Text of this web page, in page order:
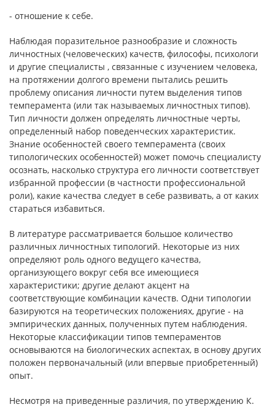
- отношение к себе.
Наблюдая поразительное разнообразие и сложность
личностных (человеческих) качеств, философы, психологи
и другие специалисты , связанные с изучением человека,
на протяжении долгого времени пытались решить
проблему описания личности путем выделения типов
темперамента (или так называемых личностных типов).
Тип личности должен определять личностные черты,
определенный набор поведенческих характеристик.
Знание особенностей своего темперамента (своих
типологических особенностей) может помочь специалисту
осознать, насколько структура его личности соответствует
избранной профессии (в частности профессиональной
роли), какие качества следует в себе развивать, а от каких
стараться избавиться.
В литературе рассматривается большое количество
различных личностных типологий. Некоторые из них
определяют роль одного ведущего качества,
организующего вокруг себя все имеющиеся
характеристики; другие делают акцент на
соответствующие комбинации качеств. Одни типологии
базируются на теоретических положениях, другие - на
эмпирических данных, полученных путем наблюдения.
Некоторые классификации типов темпераментов
основываются на биологических аспектах, в основу других
положен первоначальный (или впервые приобретенный)
опыт.
Несмотря на приведенные различия, по утверждению К.